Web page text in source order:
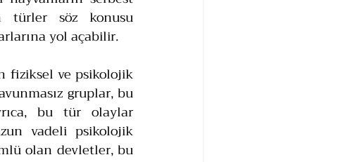
türler söz konusu
yol açabilir.
fiziksel ve psikolojik
gruplar, bu
bu tür olaylar
vadeli psikolojik
olan devletler, bu